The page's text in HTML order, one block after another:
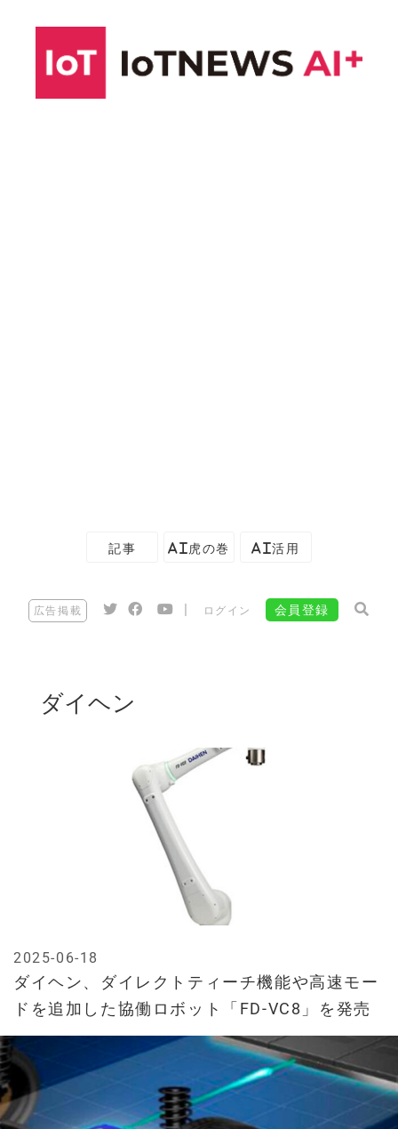
記事 AI虎の巻 AI活用
広告掲載 ログイン 会員登録
ダイヘン
ダイヘン、ダイレクトティーチ機能や高速モー
ドを追加した協働ロボット「FD-VC8」を発売
2025-06-18